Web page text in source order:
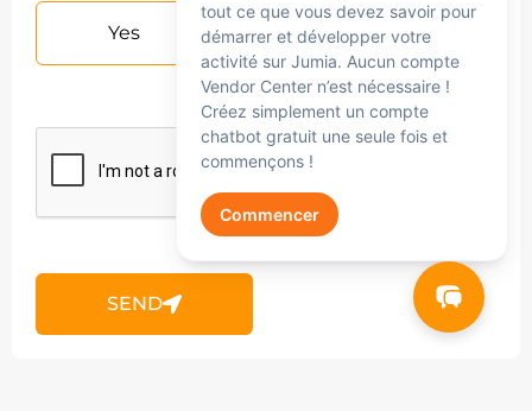
Yes No
SEND
tout ce que vous devez savoir pour
démarrer et développer votre
activité sur Jumia. Aucun compte
Vendor Center n’est nécessaire !
Créez simplement un compte
chatbot gratuit une seule fois et
commençons !
Commencer
Jumia AI